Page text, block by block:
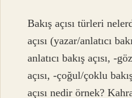
Bakış açısı türleri
açısı (yazar/anlatıcı
anlatıcı bakış açısı, -
açısı, -çoğul/çoklu
açısı nedir örnek?